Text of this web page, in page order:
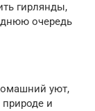
гирлянды,
очередь
уют,
и